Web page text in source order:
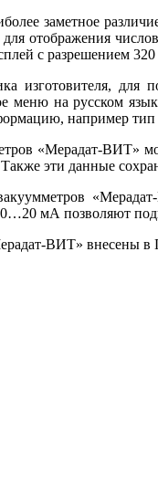
заметное
отображения
с разрешением
изготовителя,
ме­ню на русском
например тип
«Мерадат-ВИТ»
эти данные
мА позволяют
ВИТ» внесены в